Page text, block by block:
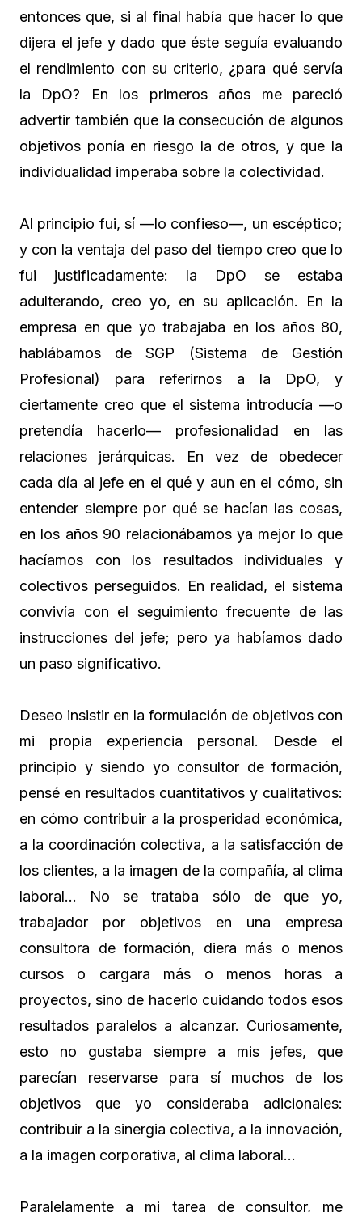
entonces que, si al final había que hacer lo que
dijera el jefe y dado que éste seguía evaluando
el rendimiento con su criterio, ¿para qué servía
la DpO? En los primeros años me pareció
advertir también que la consecución de algunos
objetivos ponía en riesgo la de otros, y que la
individualidad imperaba sobre la colectividad.
Al principio fui, sí —lo confieso—, un escéptico;
y con la ventaja del paso del tiempo creo que lo
fui justificadamente: la DpO se estaba
adulterando, creo yo, en su aplicación. En la
empresa en que yo trabajaba en los años 80,
hablábamos de SGP (Sistema de Gestión
Profesional) para referirnos a la DpO, y
ciertamente creo que el sistema introducía —o
pretendía hacerlo— profesionalidad en las
relaciones jerárquicas. En vez de obedecer
cada día al jefe en el qué y aun en el cómo, sin
entender siempre por qué se hacían las cosas,
en los años 90 relacionábamos ya mejor lo que
hacíamos con los resultados individuales y
colectivos perseguidos. En realidad, el sistema
convivía con el seguimiento frecuente de las
instrucciones del jefe; pero ya habíamos dado
un paso significativo.
Deseo insistir en la formulación de objetivos con
mi propia experiencia personal. Desde el
principio y siendo yo consultor de formación,
pensé en resultados cuantitativos y cualitativos:
en cómo contribuir a la prosperidad económica,
a la coordinación colectiva, a la satisfacción de
los clientes, a la imagen de la compañía, al clima
laboral… No se trataba sólo de que yo,
trabajador por objetivos en una empresa
consultora de formación, diera más o menos
cursos o cargara más o menos horas a
proyectos, sino de hacerlo cuidando todos esos
resultados paralelos a alcanzar. Curiosamente,
esto no gustaba siempre a mis jefes, que
parecían reservarse para sí muchos de los
objetivos que yo consideraba adicionales:
contribuir a la sinergia colectiva, a la innovación,
a la imagen corporativa, al clima laboral…
Paralelamente a mi tarea de consultor, me